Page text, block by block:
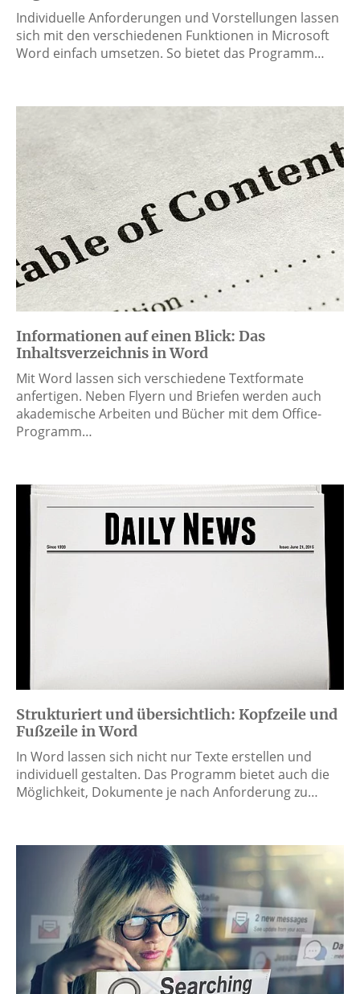
Individuelle Anforderungen und Vorstellungen lassen
sich mit den verschiedenen Funktionen in Microsoft
Word einfach umsetzen. So bietet das Programm…
Informationen auf einen Blick: Das
Inhaltsverzeichnis in Word
Mit Word lassen sich verschiedene Textformate
anfertigen. Neben Flyern und Briefen werden auch
akademische Arbeiten und Bücher mit dem Office-
Programm…
Strukturiert und übersichtlich: Kopfzeile und
Fußzeile in Word
In Word lassen sich nicht nur Texte erstellen und
individuell gestalten. Das Programm bietet auch die
Möglichkeit, Dokumente je nach Anforderung zu…